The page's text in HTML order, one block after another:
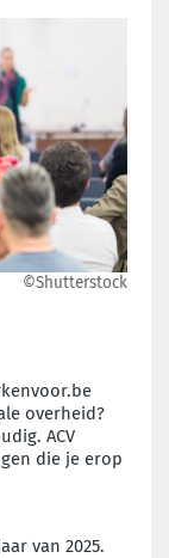
©Shutterstock
overheid?
ACV
die je erop
van 2025.